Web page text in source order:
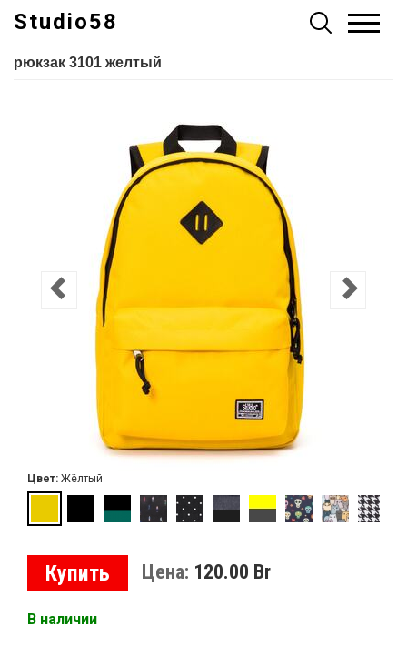
Studio58
рюкзак 3101 желтый
Цвет: Жёлтый
Купить Цена: 120.00 Br
В наличии